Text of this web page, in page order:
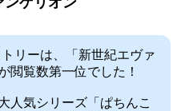
トリーは、「新世紀エヴァ
閲覧数第一位でした！
人気シリーズ「ぱちんこ